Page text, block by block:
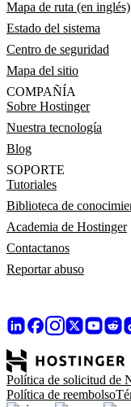
Mapa de ruta (en inglés)
Estado del sistema
Centro de seguridad
Mapa del sitio
COMPAÑÍA
Sobre Hostinger
Nuestra tecnología
Blog
SOPORTE
Tutoriales
Biblioteca de
Academia de Hostinger
Contactanos
Reportar abuso
Política de solicitud de
Política de reembolso